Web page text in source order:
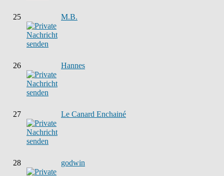
25 M.B.
26 Hannes
27 Le Canard Enchainé
28 godwin